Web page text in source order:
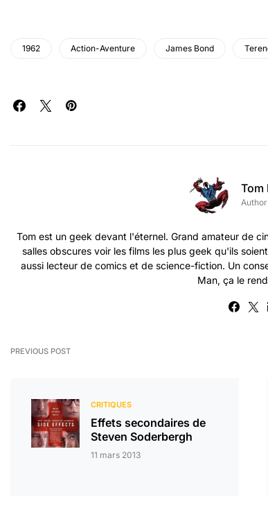
1962 Action-Aventure James Bond
Tom
Author
Tom est un geek devant l'éternel. Grand amateur de
salles obscures voir les films les plus geek qu'ils
aussi lecteur de comics et de science-fiction. Un
Man, ça le
PREVIOUS POST
CRITIQUES
Effets secondaires de
Steven Soderbergh
11 mars 2013